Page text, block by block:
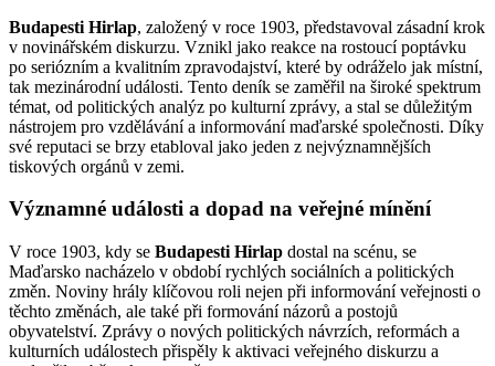
Budapesti Hirlap, založený v roce 1903, představoval zásadní krok
v novinářském diskurzu. Vznikl jako reakce na rostoucí poptávku
po seriózním a kvalitním zpravodajství, které by odráželo jak místní,
tak mezinárodní události. Tento deník se zaměřil na široké spektrum
témat, od politických analýz po kulturní zprávy, a stal se důležitým
nástrojem pro vzdělávání a informování maďarské společnosti. Díky
své reputaci se brzy etabloval jako jeden z nejvýznamnějších
tiskových orgánů v zemi.
Významné události a dopad na veřejné mínění
V roce 1903, kdy se Budapesti Hirlap dostal na scénu, se
Maďarsko nacházelo v období rychlých sociálních a politických
změn. Noviny hrály klíčovou roli nejen při informování veřejnosti o
těchto změnách, ale také při formování názorů a postojů
obyvatelství. Zprávy o nových politických návrzích, reformách a
kulturních událostech přispěly k aktivaci veřejného diskurzu a